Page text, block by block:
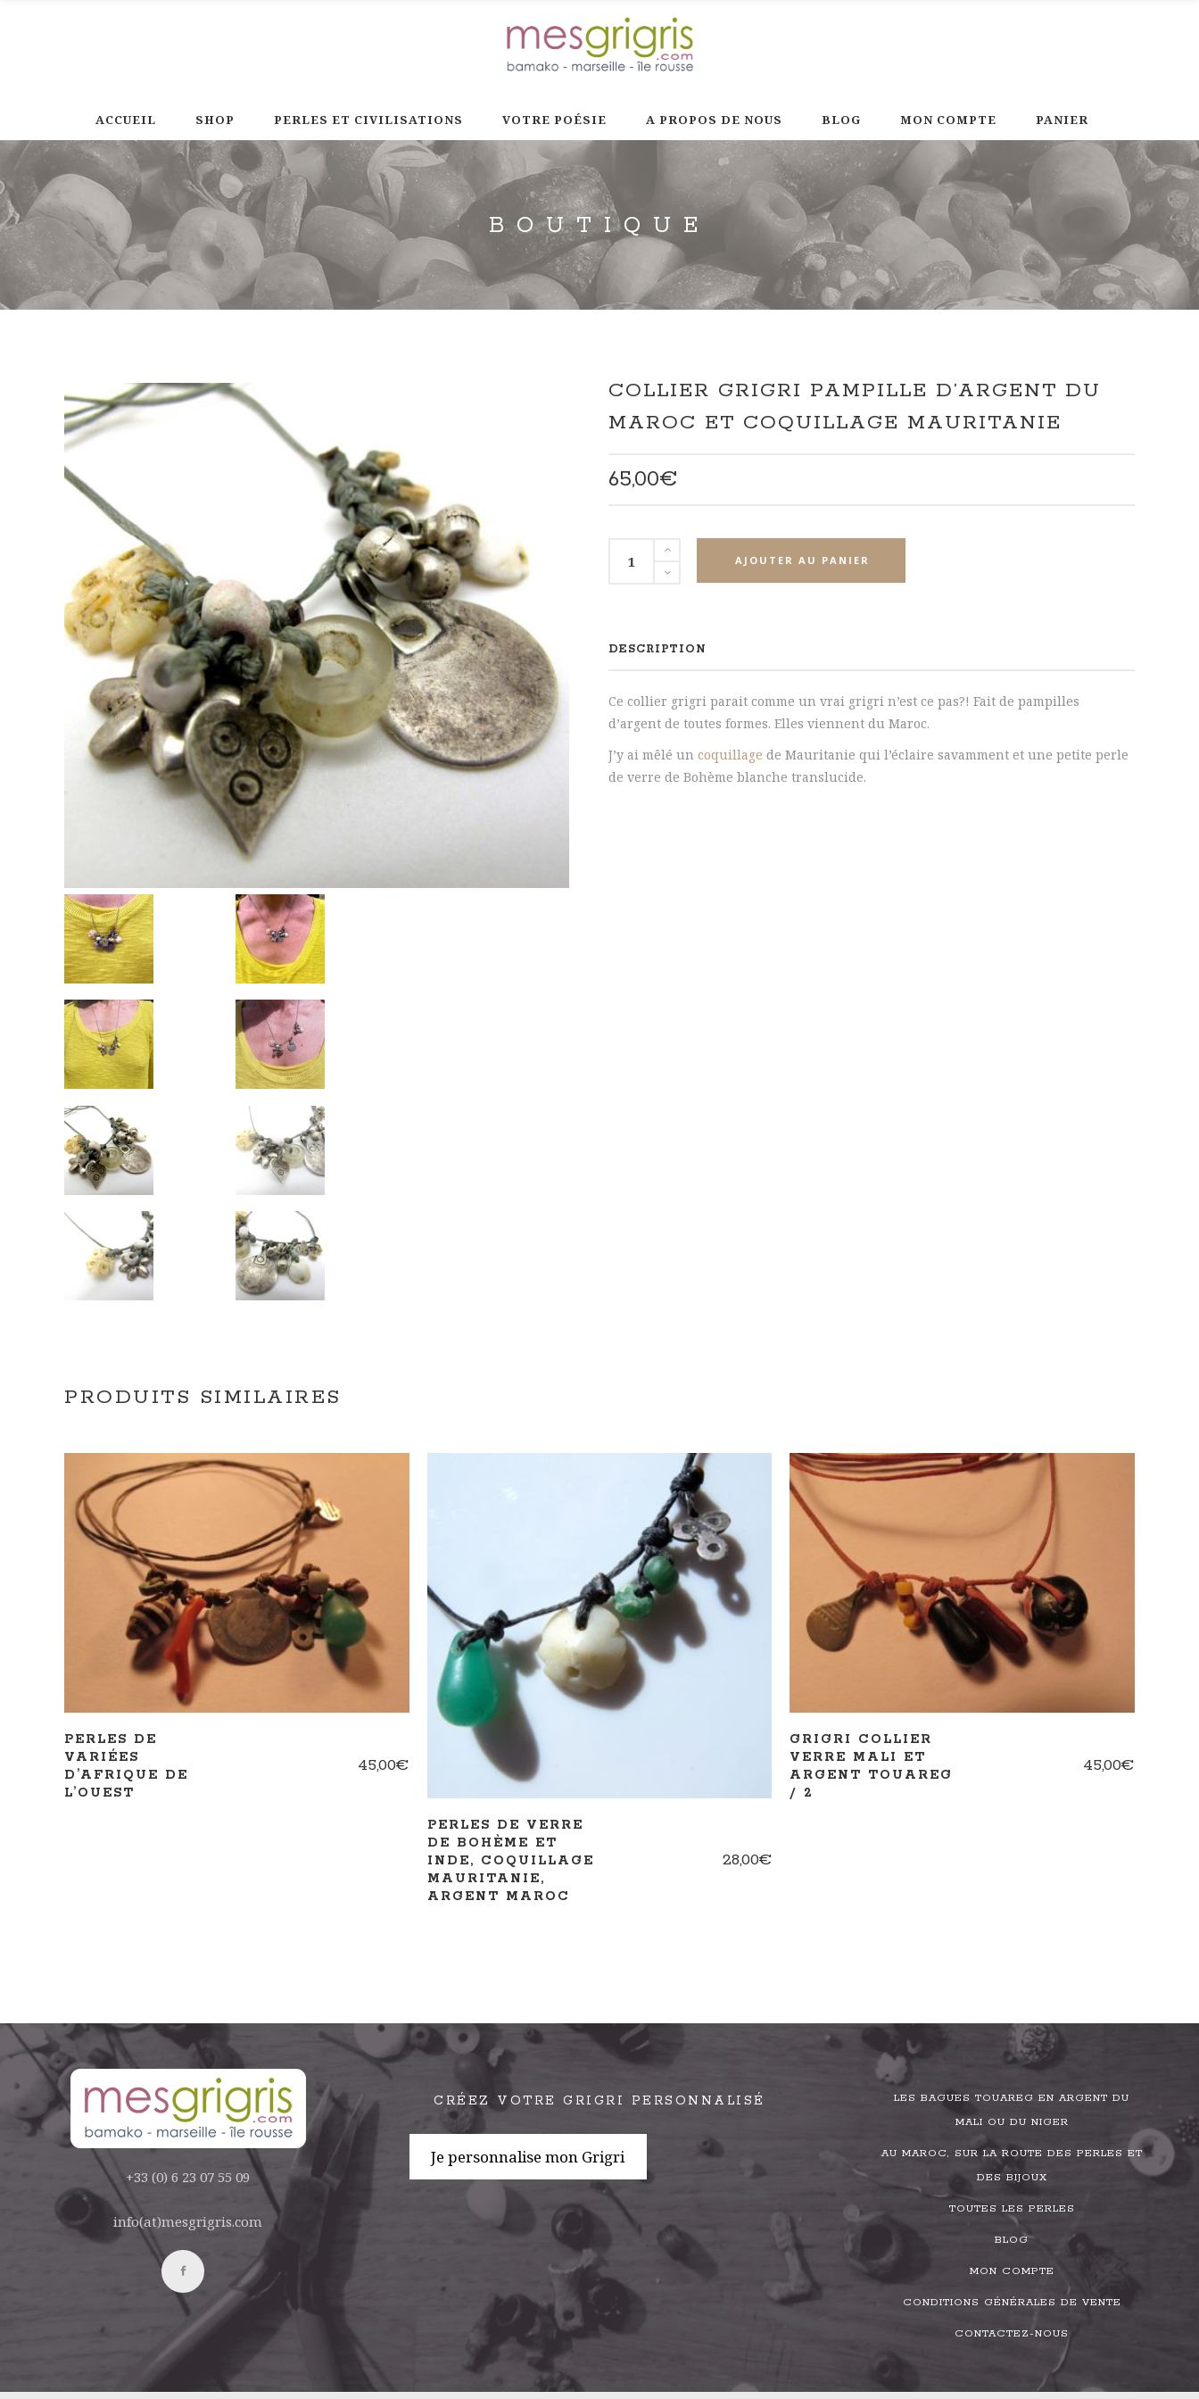
ACCUEIL SHOP PERLES ET CIVILISATIONS VOTRE POÉSIE A PROPOS DE NOUS BLOG MON COMPTE PANIER
BOUTIQUE
COLLIER GRIGRI PAMPILLE D’ARGENT DU
MAROC ET COQUILLAGE MAURITANIE
65,00€
Maroc
et
coquillage
Mauritanie
AJOUTER AU PANIER
DESCRIPTION
Ce collier grigri parait comme un vrai grigri n’est ce pas?! Fait de pampilles
d’argent de toutes formes. Elles viennent du Maroc.
J’y ai mêlé un coquillage de Mauritanie qui l’éclaire savamment et une petite perle
de verre de Bohème blanche translucide.
PRODUITS SIMILAIRES
AJOUTER AU PANIER
PERLES DE
VARIÉES
D’AFRIQUE DE
L’OUEST
45,00€
AJOUTER AU PANIER
PERLES DE VERRE
DE BOHÈME ET
INDE, COQUILLAGE
MAURITANIE,
ARGENT MAROC
28,00€
AJOUTER AU PANIER
GRIGRI COLLIER
VERRE MALI ET
ARGENT TOUAREG
/ 2
45,00€
+33 (0) 6 23 07 55 09
info(at)mesgrigris.com
CRÉEZ VOTRE GRIGRI PERSONNALISÉ
Je personnalise mon Grigri
LES BAGUES TOUAREG EN ARGENT DU
MALI OU DU NIGER
AU MAROC, SUR LA ROUTE DES PERLES ET
DES BIJOUX
TOUTES LES PERLES
BLOG
MON COMPTE
CONDITIONS GÉNÉRALES DE VENTE
CONTACTEZ-NOUS